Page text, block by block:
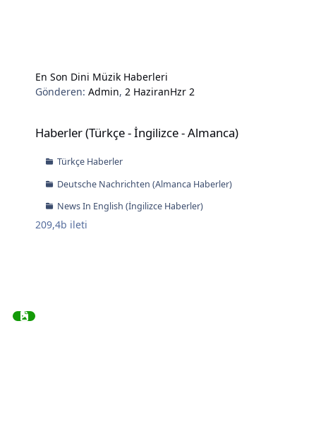
En Son Dini Müzik Haberleri
Gönderen:Admin,2 HaziranHzr 2
Haberler (Türkçe - İngilizce - Almanca)
Türkçe Haberler
Deutsche Nachrichten (Almanca Haberler)
News In English (İngilizce Haberler)
209,4b ileti